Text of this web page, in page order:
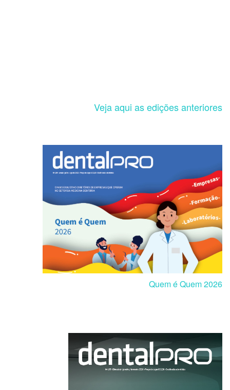
Veja aqui as edições anteriores
Quem é Quem 2026